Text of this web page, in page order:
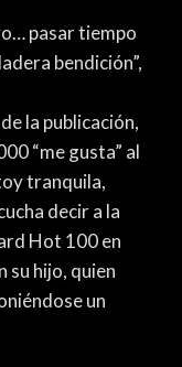
pasar tiempo
bendición”,
la publicación,
“me gusta” al
tranquila,
decir a la
Hot 100 en
su hijo, quien
un